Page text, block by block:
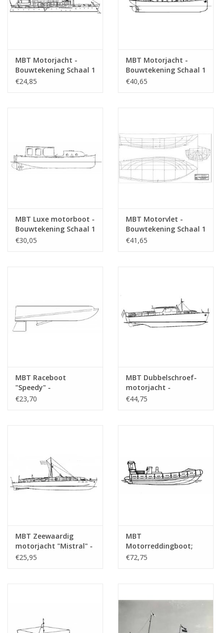
MBT Motorjacht -
Bouwtekening Schaal 1
: 50 (10.16.011)
€24,85
MBT Motorjacht -
Bouwtekening Schaal 1
: 25 (10.16.008)
€40,65
MBT Luxe motorboot -
Bouwtekening Schaal 1
: 10 (10.16.009)
€30,05
MBT Motorvlet -
Bouwtekening Schaal 1
: 10 (10.16.019)
€41,65
MBT Raceboot
"Speedy" -
Bouwtekening Schaal 1
€23,70
MBT Dubbelschroef-
motorjacht -
Bouwtekening Schaal 1
€44,75
MBT Zeewaardig
motorjacht "Mistral" -
Bouwtekening Schaal 1
€25,95
MBT
Motorreddingboot;
semi-rigid-inflatable -
€72,75